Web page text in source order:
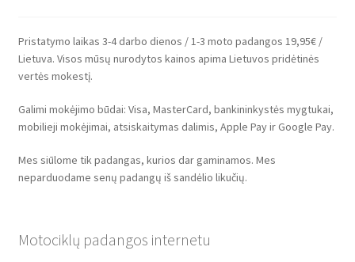
Pristatymo laikas 3-4 darbo dienos / 1-3 moto padangos 19,95€ /
Lietuva. Visos mūsų nurodytos kainos apima Lietuvos pridėtinės
vertės mokestį.
Galimi mokėjimo būdai: Visa, MasterCard, bankininkystės mygtukai,
mobilieji mokėjimai, atsiskaitymas dalimis, Apple Pay ir Google Pay.
Mes siūlome tik padangas, kurios dar gaminamos. Mes
neparduodame senų padangų iš sandėlio likučių.
Motociklų padangos internetu